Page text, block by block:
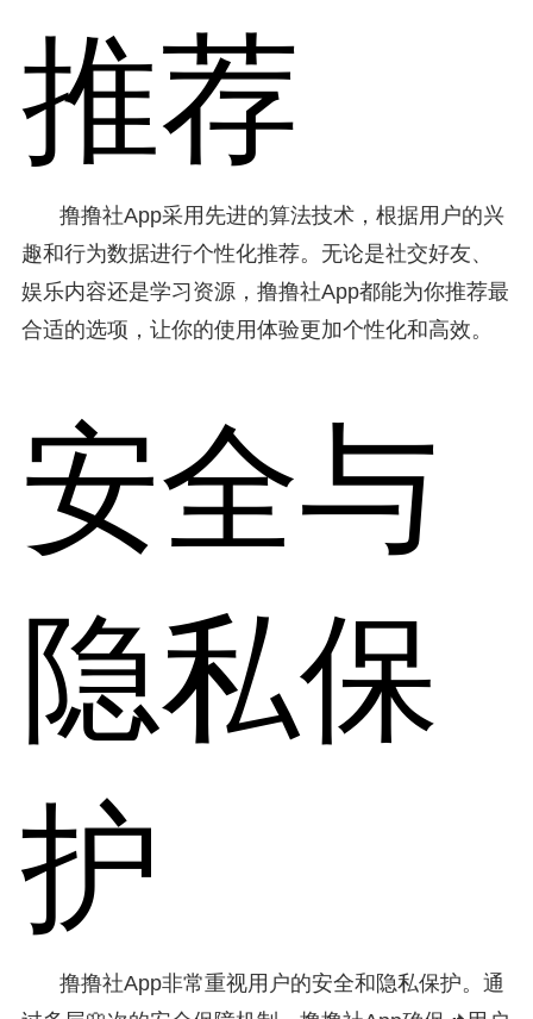
推荐
撸撸社App采用先进的算法技术，根据用户的兴
趣和行为数据进行个性化推荐。无论是社交好友、
娱乐内容还是学习资源，撸撸社App都能为你推荐最
合适的选项，让你的使用体验更加个性化和高效。
安全与
隐私保
护
撸撸社App非常重视用户的安全和隐私保护。通